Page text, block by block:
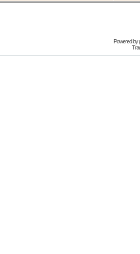
Powered by